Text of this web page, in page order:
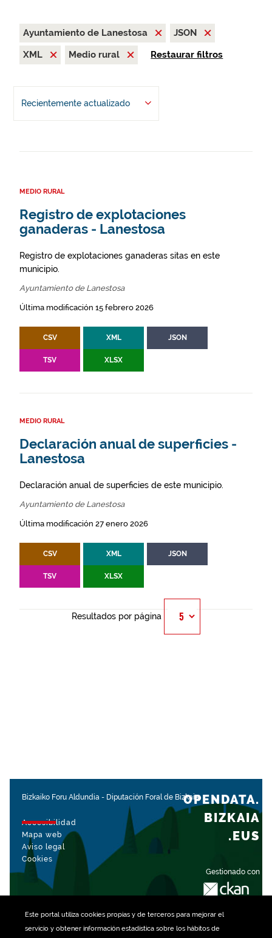
Este portal utiliza cookiespropias y de terceros para mejorar el
servicio y obtener información estadística sobre los hábitos de
Ayuntamiento de Lanestosa
JSON
XML
Medio rural Restaurar filtros
Recientemente actualizado
MEDIO RURAL
Registro de explotaciones
ganaderas - Lanestosa
Registro de explotaciones ganaderas sitas en este
municipio.
Ayuntamiento de Lanestosa
Última modificación 15 febrero 2026
CSV XML JSON
TSV XLSX
MEDIO RURAL
Declaración anual de superficies -
Lanestosa
Declaración anual de superficies de este municipio.
Ayuntamiento de Lanestosa
Última modificación 27 enero 2026
CSV XML JSON
TSV XLSX
Resultados por página
Bizkaiko Foru Aldundia - Diputación Foral de Bizkaia
Accesibilidad
Mapa web
Aviso legal
Cookies
Gestionado con
OPENDATA.
BIZKAIA
.EUS